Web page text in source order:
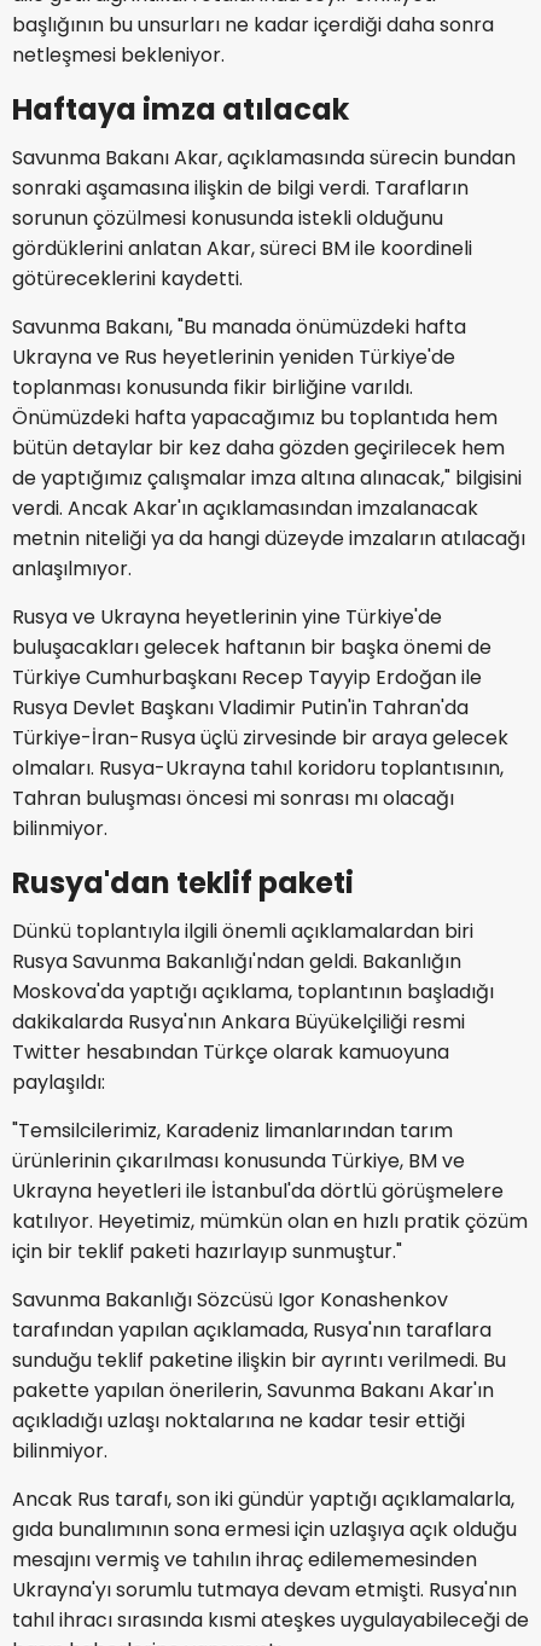
başlığının bu unsurları ne kadar içerdiği daha sonra
netleşmesi bekleniyor.
Haftaya imza atılacak
Savunma Bakanı Akar, açıklamasında sürecin bundan
sonraki aşamasına ilişkin de bilgi verdi. Tarafların
sorunun çözülmesi konusunda istekli olduğunu
gördüklerini anlatan Akar, süreci BM ile koordineli
götüreceklerini kaydetti.
Savunma Bakanı, "Bu manada önümüzdeki hafta
Ukrayna ve Rus heyetlerinin yeniden Türkiye'de
toplanması konusunda fikir birliğine varıldı.
Önümüzdeki hafta yapacağımız bu toplantıda hem
bütün detaylar bir kez daha gözden geçirilecek hem
de yaptığımız çalışmalar imza altına alınacak," bilgisini
verdi. Ancak Akar'ın açıklamasından imzalanacak
metnin niteliği ya da hangi düzeyde imzaların atılacağı
anlaşılmıyor.
Rusya ve Ukrayna heyetlerinin yine Türkiye'de
buluşacakları gelecek haftanın bir başka önemi de
Türkiye Cumhurbaşkanı Recep Tayyip Erdoğan ile
Rusya Devlet Başkanı Vladimir Putin'in Tahran'da
Türkiye-İran-Rusya üçlü zirvesinde bir araya gelecek
olmaları. Rusya-Ukrayna tahıl koridoru toplantısının,
Tahran buluşması öncesi mi sonrası mı olacağı
bilinmiyor.
Rusya'dan teklif paketi
Dünkü toplantıyla ilgili önemli açıklamalardan biri
Rusya Savunma Bakanlığı'ndan geldi. Bakanlığın
Moskova'da yaptığı açıklama, toplantının başladığı
dakikalarda Rusya'nın Ankara Büyükelçiliği resmi
Twitter hesabından Türkçe olarak kamuoyuna
paylaşıldı:
"Temsilcilerimiz, Karadeniz limanlarından tarım
ürünlerinin çıkarılması konusunda Türkiye, BM ve
Ukrayna heyetleri ile İstanbul'da dörtlü görüşmelere
katılıyor. Heyetimiz, mümkün olan en hızlı pratik çözüm
için bir teklif paketi hazırlayıp sunmuştur."
Savunma Bakanlığı Sözcüsü Igor Konashenkov
tarafından yapılan açıklamada, Rusya'nın taraflara
sunduğu teklif paketine ilişkin bir ayrıntı verilmedi. Bu
pakette yapılan önerilerin, Savunma Bakanı Akar'ın
açıkladığı uzlaşı noktalarına ne kadar tesir ettiği
bilinmiyor.
Ancak Rus tarafı, son iki gündür yaptığı açıklamalarla,
gıda bunalımının sona ermesi için uzlaşıya açık olduğu
mesajını vermiş ve tahılın ihraç edilememesinden
Ukrayna'yı sorumlu tutmaya devam etmişti. Rusya'nın
tahıl ihracı sırasında kısmi ateşkes uygulayabileceği de